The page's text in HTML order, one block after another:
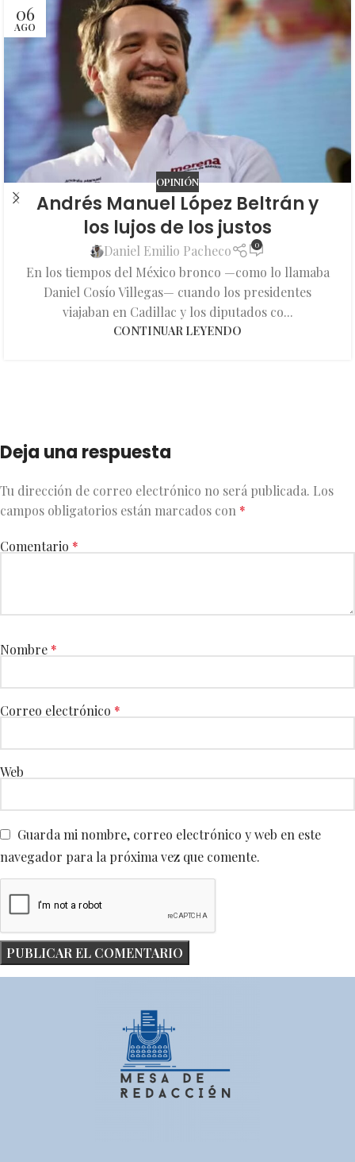
06
AGO
OPINIÓN
Andrés Manuel López Beltrán y
los lujos de los justos
Daniel Emilio Pacheco 0
En los tiempos del México bronco —como lo llamaba
Daniel Cosío Villegas— cuando los presidentes
viajaban en Cadillac y los diputados co...
CONTINUAR LEYENDO
Deja una respuesta
Tu dirección de correo electrónico no será publicada. Los
campos obligatorios están marcados con *
Comentario *
Nombre *
Correo electrónico *
Web
Guarda mi nombre, correo electrónico y web en este
navegador para la próxima vez que comente.